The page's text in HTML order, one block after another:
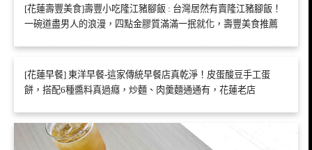
[花蓮壽豐美食]壽豐小吃隆江豬腳飯 : 台灣居然有賣隆江豬腳飯！
一碗道盡男人的浪漫，四點金膠質滿滿一抿就化，壽豐美食推薦
[花蓮早餐] 東洋早餐-這家傳統早餐店真乾淨！皮蛋酸豆手工蛋
餅，搭配6種醬料真過癮，炒麵、肉羹麵通通有，花蓮老店